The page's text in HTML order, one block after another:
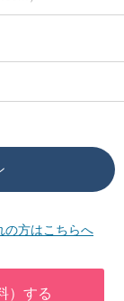
の方はこちらへ
）する